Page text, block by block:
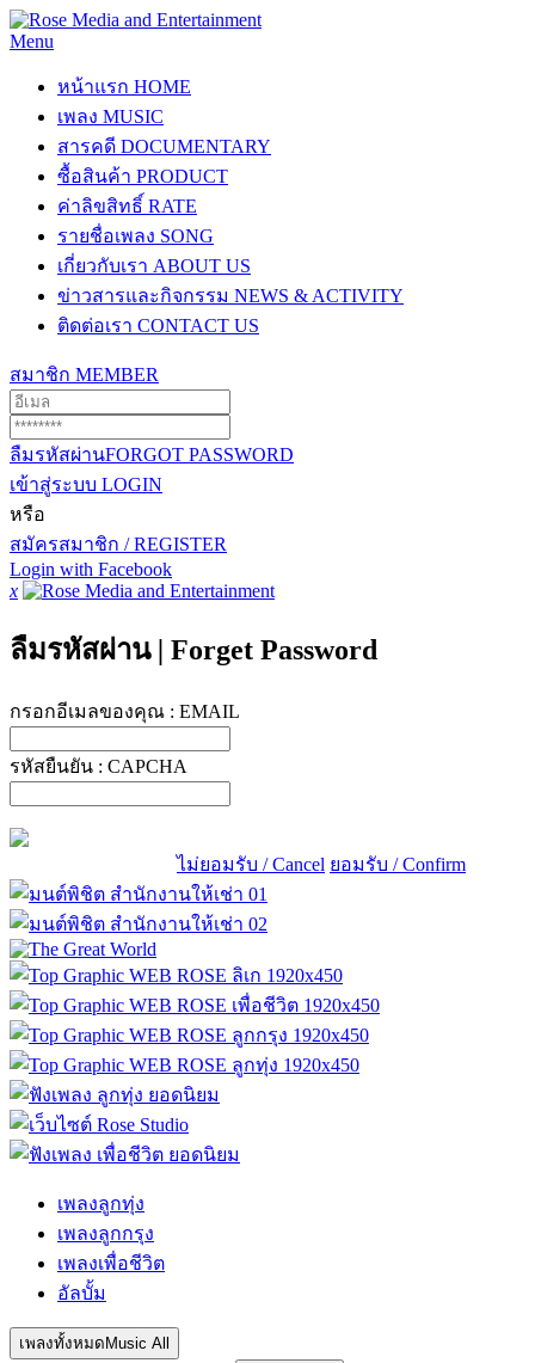
Menu
หน้าแรก HOME
เพลง MUSIC
สารคดี DOCUMENTARY
ซื้อสินค้า PRODUCT
ค่าลิขสิทธิ์ RATE
รายชื่อเพลง SONG
เกี่ยวกับเรา ABOUT US
ข่าวสารและกิจกรรม NEWS & ACTIVITY
ติดต่อเรา CONTACT US
สมาชิก MEMBER
ลืมรหัสผ่านFORGOT PASSWORD
เข้าสู่ระบบ LOGIN
หรือ
สมัครสมาชิก / REGISTER
Login with Facebook
x
ลืมรหัสผ่าน | Forget Password
กรอกอีเมลของคุณ : EMAIL
รหัสยืนยัน : CAPCHA
ไม่ยอมรับ / Cancel ยอมรับ / Confirm
เพลงลูกทุ่ง
เพลงลูกกรุง
เพลงเพื่อชีวิต
อัลบั้ม
เพลงทั้งหมด Music All